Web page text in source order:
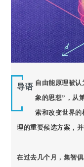
导语 自由能原理被
象的思想”，从
索和改变世界
理的重要候选方案，
在过去几个月，集智